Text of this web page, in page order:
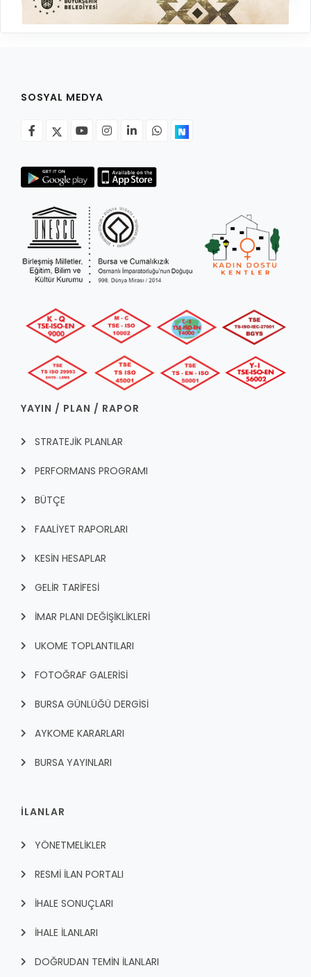
SOSYAL MEDYA
YAYIN / PLAN / RAPOR
STRATEJİK PLANLAR
PERFORMANS PROGRAMI
BÜTÇE
FAALİYET RAPORLARI
KESİN HESAPLAR
GELİR TARİFESİ
İMAR PLANI DEĞİŞİKLİKLERİ
UKOME TOPLANTILARI
FOTOĞRAF GALERİSİ
BURSA GÜNLÜĞÜ DERGİSİ
AYKOME KARARLARI
BURSA YAYINLARI
İLANLAR
YÖNETMELİKLER
RESMİ İLAN PORTALI
İHALE SONUÇLARI
İHALE İLANLARI
DOĞRUDAN TEMİN İLANLARI